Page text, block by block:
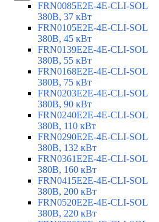
FRN0085E2E-4E-CLI-SOL
380В, 37 кВт
FRN0105E2E-4E-CLI-SOL
380В, 45 кВт
FRN0139E2E-4E-CLI-SOL
380В, 55 кВт
FRN0168E2E-4E-CLI-SOL
380В, 75 кВт
FRN0203E2E-4E-CLI-SOL
380В, 90 кВт
FRN0240E2E-4E-CLI-SOL
380В, 110 кВт
FRN0290E2E-4E-CLI-SOL
380В, 132 кВт
FRN0361E2E-4E-CLI-SOL
380В, 160 кВт
FRN0415E2E-4E-CLI-SOL
380В, 200 кВт
FRN0520E2E-4E-CLI-SOL
380В, 220 кВт